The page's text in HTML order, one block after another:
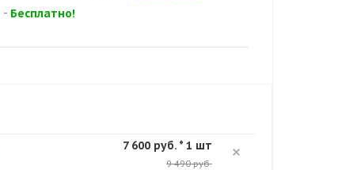
- Бесплатно!
7 600 руб. * 1 шт
9 490 руб.